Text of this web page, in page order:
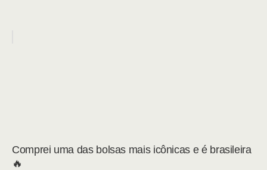
Comprei uma das bolsas mais icônicas e é brasileira
🔥